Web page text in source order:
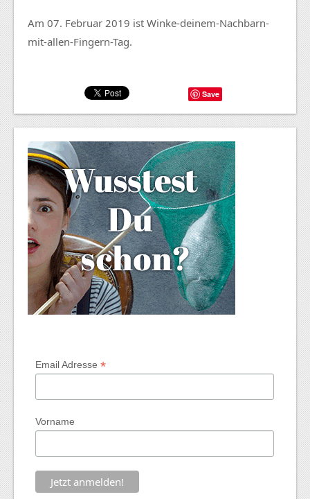
Am 07. Februar 2019 ist Winke-deinem-Nachbarn-
mit-allen-Fingern-Tag.
Save
Email Adresse*
Vorname